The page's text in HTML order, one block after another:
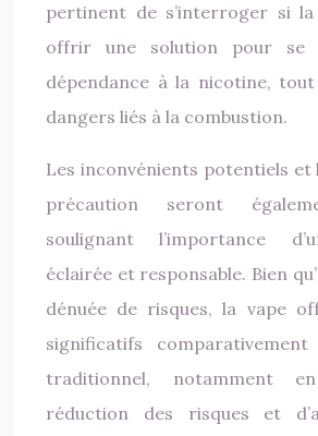
pertinent de s’interroger si
offrir une solution pour se
dépendance à la nicotine,
dangers liés à la combustion.
Les inconvénients potentiels et
précaution seront
soulignant l’importance
éclairée et responsable. Bien
dénuée de risques, la vape
significatifs
traditionnel, notamment
réduction des risques et